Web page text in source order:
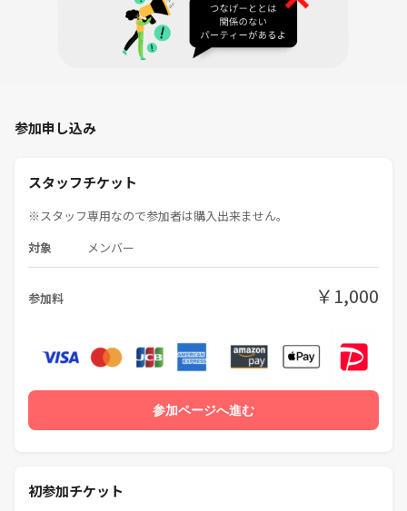
・インテリジェントクッキングマイスター
話しやすく、楽しいことが大好きです‼︎
【インスタフォロワー1万人】
【審査&招待制グルメコミュニティ会員】
◼️注意事項
ビジネス勧誘などもご遠慮下さい。
参加申し込み
スタッフチケット
※スタッフ専用なので参加者は購入出来ません。
対象 メンバー
参加料 ￥1,000
参加ページへ進む
初参加チケット